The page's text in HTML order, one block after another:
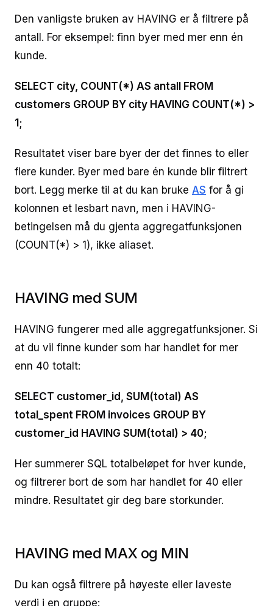
Den vanligste bruken av HAVING er å filtrere på
antall. For eksempel: finn byer med mer enn én
kunde.
SELECT city, COUNT(*) AS antall FROM
customers GROUP BY city HAVING COUNT(*) >
1;
Resultatet viser bare byer der det finnes to eller
flere kunder. Byer med bare én kunde blir filtrert
bort. Legg merke til at du kan bruke AS for å gi
kolonnen et lesbart navn, men i HAVING-
betingelsen må du gjenta aggregatfunksjonen
(COUNT(*) > 1), ikke aliaset.
HAVING med SUM
HAVING fungerer med alle aggregatfunksjoner. Si
at du vil finne kunder som har handlet for mer
enn 40 totalt:
SELECT customer_id, SUM(total) AS
total_spent FROM invoices GROUP BY
customer_id HAVING SUM(total) > 40;
Her summerer SQL totalbeløpet for hver kunde,
og filtrerer bort de som har handlet for 40 eller
mindre. Resultatet gir deg bare storkunder.
HAVING med MAX og MIN
Du kan også filtrere på høyeste eller laveste
verdi i en gruppe: